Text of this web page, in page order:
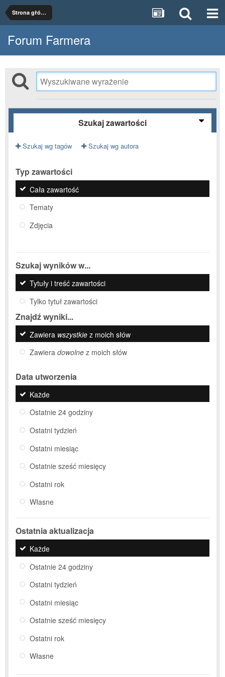
Strona główna
Forum Farmera
Szukaj zawartości
Szukaj wg tagów Szukaj wg autora
Typ zawartości
Cała zawartość
Tematy
Zdjęcia
Szukaj wyników w...
Tytuły i treść zawartości
Tylko tytuł zawartości
Znajdź wyniki...
Zawiera wszystkie z moich słów
Zawiera dowolne z moich słów
Data utworzenia
Każde
Ostatnie 24 godziny
Ostatni tydzień
Ostatni miesiąc
Ostatnie sześć miesięcy
Ostatni rok
Własne
Ostatnia aktualizacja
Każde
Ostatnie 24 godziny
Ostatni tydzień
Ostatni miesiąc
Ostatnie sześć miesięcy
Ostatni rok
Własne